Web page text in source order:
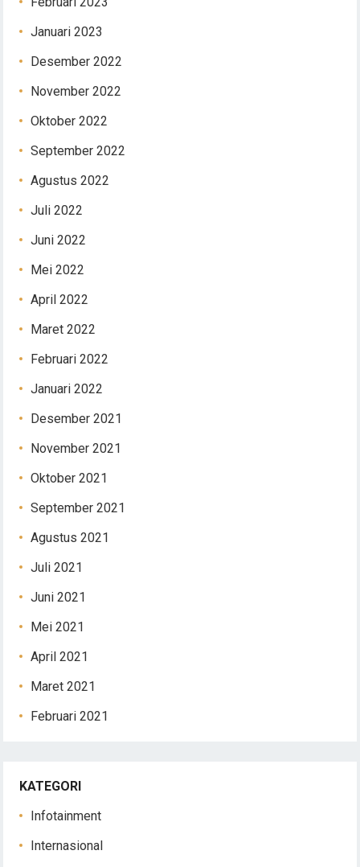
Januari 2023
Desember 2022
November 2022
Oktober 2022
September 2022
Agustus 2022
Juli 2022
Juni 2022
Mei 2022
April 2022
Maret 2022
Februari 2022
Januari 2022
Desember 2021
November 2021
Oktober 2021
September 2021
Agustus 2021
Juli 2021
Juni 2021
Mei 2021
April 2021
Maret 2021
Februari 2021
KATEGORI
Infotainment
Internasional